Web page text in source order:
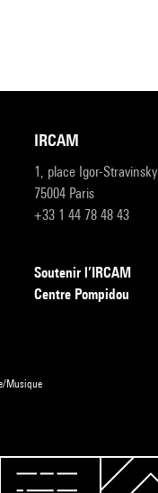
IRCAM
1, place Igor-Stravinsky
75004 Paris
+33 1 44 78 48 43
Soutenir l’IRCAM
Centre Pompidou
Musique